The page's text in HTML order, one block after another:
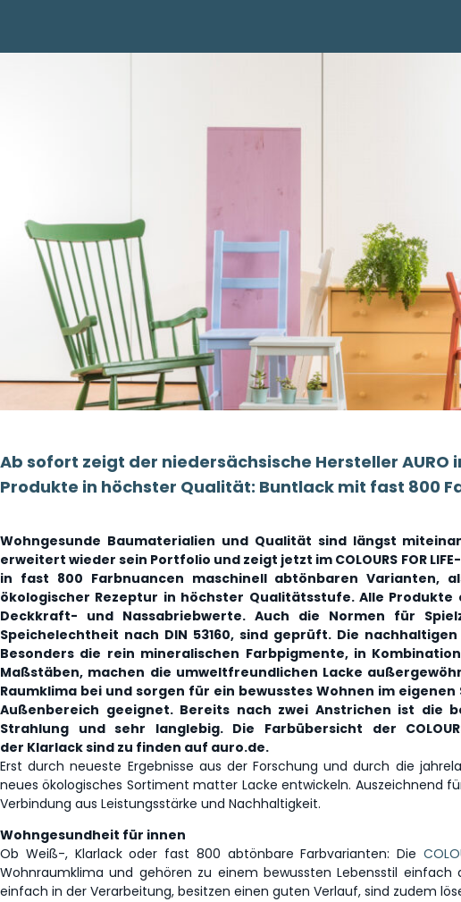
Ab sofort zeigt der niedersächsische Hersteller AURO
Produkte in höchster Qualität: Buntlack mit fast 800
Wohngesunde Baumaterialien und Qualität sind längst
erweitert wieder sein Portfolio und zeigt jetzt im COLOURS FOR
in fast 800 Farbnuancen maschinell abtönbaren
ökologischer Rezeptur in höchster Qualitätsstufe. Alle Produkte
Deckkraft- und Nassabriebwerte. Auch die Normen für
Speichelechtheit nach DIN 53160, sind geprüft. Die
Besonders die rein mineralischen Farbpigmente, in
Maßstäben, machen die umweltfreundlichen Lacke
Raumklima bei und sorgen für ein bewusstes Wohnen im
Außenbereich geeignet. Bereits nach zwei Anstrichen ist die
Strahlung und sehr langlebig. Die Farbübersicht der
der Klarlack sind zu finden auf auro.de.
Erst durch neueste Ergebnisse aus der Forschung und durch die
neues ökologisches Sortiment matter Lacke entwickeln. Auszeichnend
Verbindung aus Leistungsstärke und Nachhaltigkeit.
Wohngesundheit für innen
Ob Weiß-, Klarlack oder fast 800 abtönbare Farbvarianten: Die
Wohnraumklima und gehören zu einem bewussten Lebensstil
einfach in der Verarbeitung, besitzen einen guten Verlauf, sind zudem